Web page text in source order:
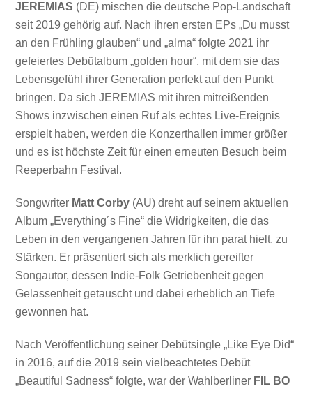
JEREMIAS (DE) mischen die deutsche Pop-Landschaft
seit 2019 gehörig auf. Nach ihren ersten EPs „Du musst
an den Frühling glauben“ und „alma“ folgte 2021 ihr
gefeiertes Debütalbum „golden hour“, mit dem sie das
Lebensgefühl ihrer Generation perfekt auf den Punkt
bringen. Da sich JEREMIAS mit ihren mitreißenden
Shows inzwischen einen Ruf als echtes Live-Ereignis
erspielt haben, werden die Konzerthallen immer größer
und es ist höchste Zeit für einen erneuten Besuch beim
Reeperbahn Festival.
Songwriter Matt Corby (AU) dreht auf seinem aktuellen
Album „Everything´s Fine“ die Widrigkeiten, die das
Leben in den vergangenen Jahren für ihn parat hielt, zu
Stärken. Er präsentiert sich als merklich gereifter
Songautor, dessen Indie-Folk Getriebenheit gegen
Gelassenheit getauscht und dabei erheblich an Tiefe
gewonnen hat.
Nach Veröffentlichung seiner Debütsingle „Like Eye Did“
in 2016, auf die 2019 sein vielbeachtetes Debüt
„Beautiful Sadness“ folgte, war der Wahlberliner FIL BO